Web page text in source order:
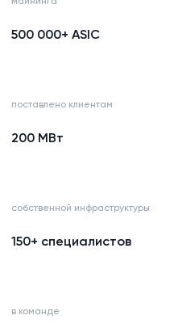
500 000+ ASIC
поставлено клиентам
200 МВт
собственной инфраструктуры
150+ специалистов
в команде